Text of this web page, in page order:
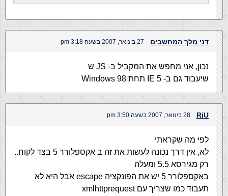
דני מלך המחשבים 27 בינואר, 2007 בשעה 3:18 pm
נכון, אני מחפש את המקביל ב- JS ש
שיעבוד גם ב- IE 5 תחת Windows 98
RiU 28 בינואר, 2007 בשעה 3:50 pm
לפי מה שקראתי
לא, אין דרך נכונה לעשות את זה ב אקספלורר 5 בצד לקוח..
רק מגירסא 5.5 ומעלה
באקספלורר 5 יש את הפונקציה escape אבל היא לא
תעבוד כמו שצריך עם xmlhttprequest